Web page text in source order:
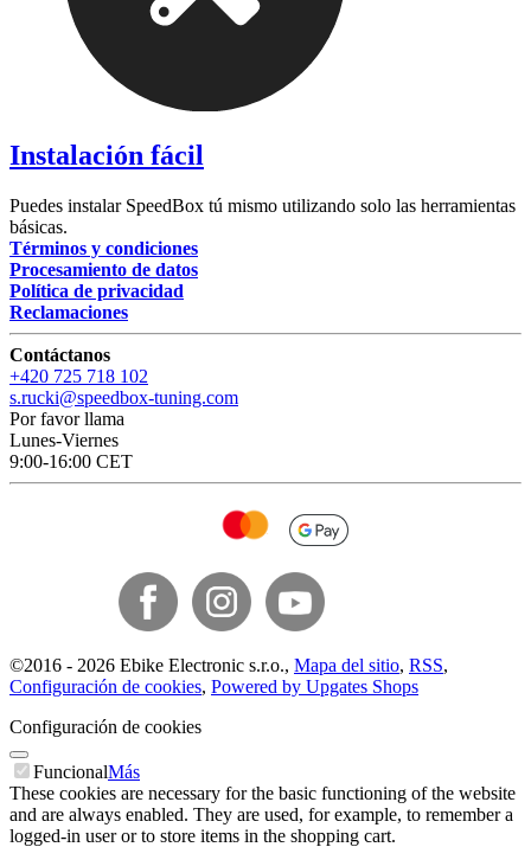
Instalación fácil
Puedes instalar SpeedBox tú mismo utilizando solo las herramientas
básicas.
Términos y condiciones
Procesamiento de datos
Política de privacidad
Reclamaciones
Contáctanos
+420 725 718 102
s.rucki@speedbox-tuning.com
Por favor llama
Lunes-Viernes
9:00-16:00 CET
©2016 - 2026 Ebike Electronic s.r.o., Mapa del sitio, RSS,
Configuración de cookies, Powered by Upgates Shops
Configuración de cookies
FuncionalMás
These cookies are necessary for the basic functioning of the website
and are always enabled. They are used, for example, to remember a
logged-in user or to store items in the shopping cart.